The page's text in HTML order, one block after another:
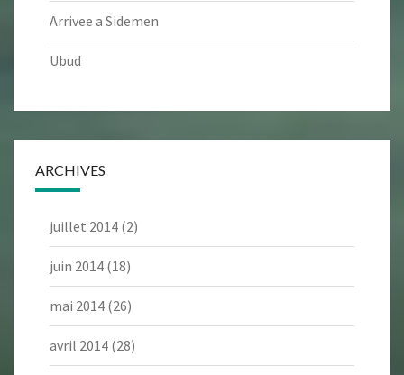
Arrivee a Sidemen
Ubud
ARCHIVES
juillet 2014 (2)
juin 2014 (18)
mai 2014 (26)
avril 2014 (28)